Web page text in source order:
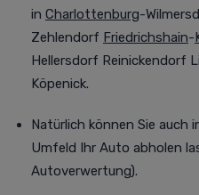
in Charlottenburg-
Zehlendorf Friedrichshain-
Hellersdorf Reinickendorf
Köpenick.
Natürlich können Sie auch
Umfeld Ihr Auto abholen
Autoverwertung).